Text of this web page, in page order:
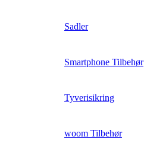
Sadler
Smartphone Tilbehør
Tyverisikring
woom Tilbehør